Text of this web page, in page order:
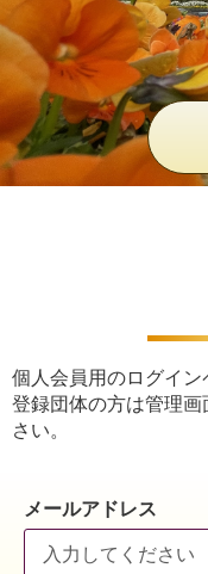
個人会員用のログイン
登録団体の方は管理
さい。
メールアドレス